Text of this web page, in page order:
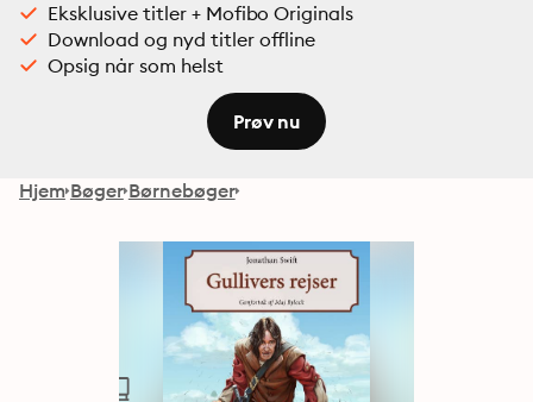
Eksklusive titler + Mofibo Originals
Download og nyd titler offline
Opsig når som helst
Prøv nu
Hjem Bøger Børnebøger